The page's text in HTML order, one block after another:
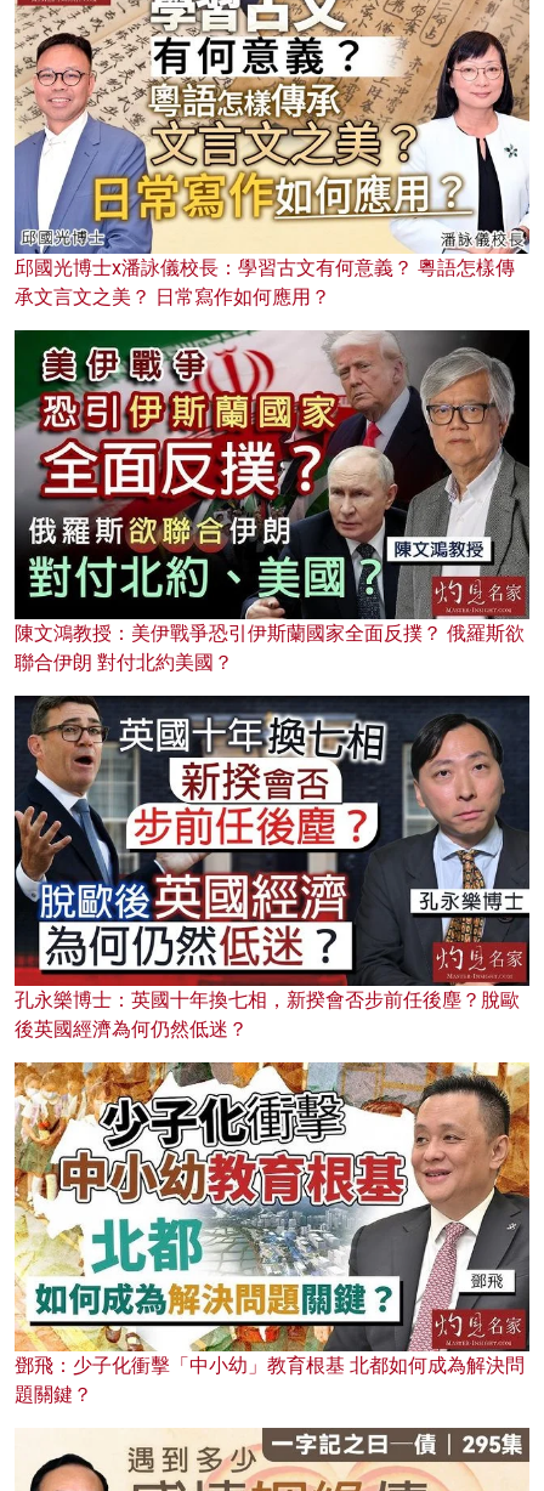
邱國光博士x潘詠儀校長：學習古文有何意義？ 粵語怎樣傳
承文言文之美？ 日常寫作如何應用？
陳文鴻教授：美伊戰爭恐引伊斯蘭國家全面反撲？ 俄羅斯欲
聯合伊朗 對付北約美國？
孔永樂博士：英國十年換七相，新揆會否步前任後塵？脫歐
後英國經濟為何仍然低迷？
鄧飛：少子化衝擊「中小幼」教育根基 北都如何成為解決問
題關鍵？